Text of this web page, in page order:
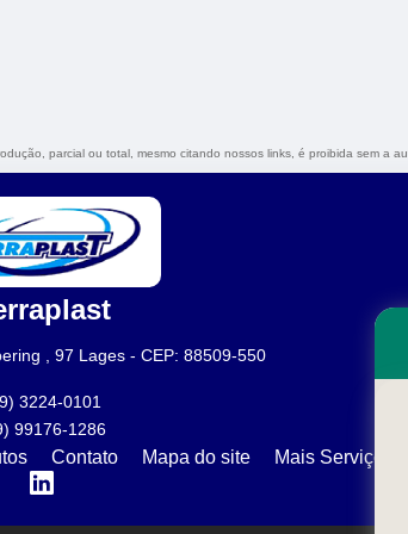
parcial ou total, mesmo citando nossos links, é proibida sem a
, 97 Lages - CEP: 88509-550
3224-0101
99176-1286
Contato Mapa do site Mais Serviços